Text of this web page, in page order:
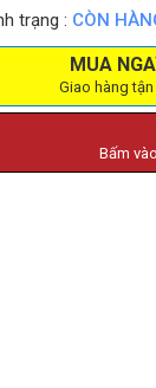
trạng : CÒN
MUA
Giao hàng tận
Bấm